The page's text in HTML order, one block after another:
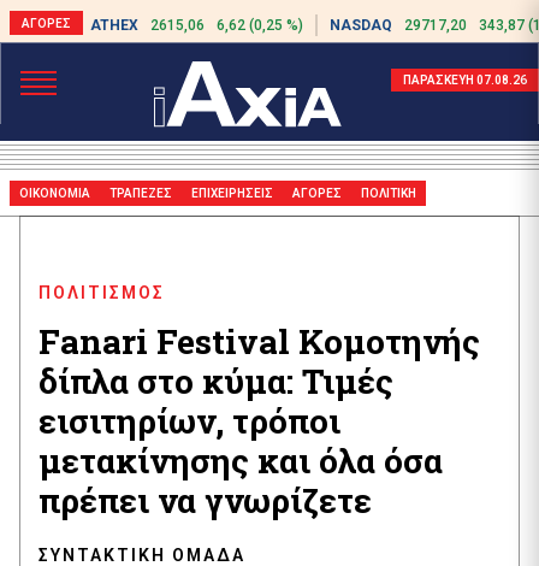
ATHEX 2615,06 6,62 (0,25 %) NASDAQ 29717,20 343,87
ΠΑΡΑΣΚΕΥΗ 07.08.26
ΟΙΚΟΝΟΜΙΑ ΤΡΑΠΕΖΕΣ ΕΠΙΧΕΙΡΗΣΕΙΣ ΑΓΟΡΕΣ ΠΟΛΙΤΙΚΗ
ΠΟΛΙΤΙΣΜΟΣ
Fanari Festival Κομοτηνής
δίπλα στο κύμα: Τιμές
εισιτηρίων, τρόποι
μετακίνησης και όλα όσα
πρέπει να γνωρίζετε
ΣΥΝΤΑΚΤΙΚΉ ΟΜΆΔΑ